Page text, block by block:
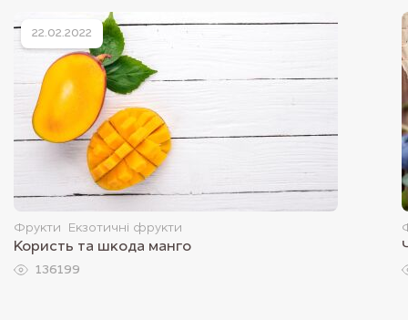
22.02.2022
Фрукти Екзотичні фрукти
Користь та шкода манго
136199